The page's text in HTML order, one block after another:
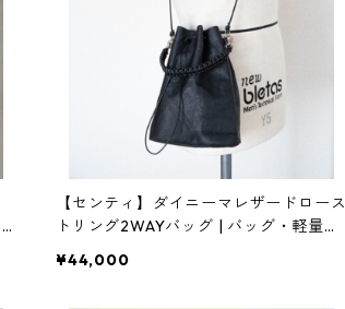
【センティ】ダイニーマレザードロース
トリング2WAYバッグ | バッグ・軽量・
ナ)]
¥44,000